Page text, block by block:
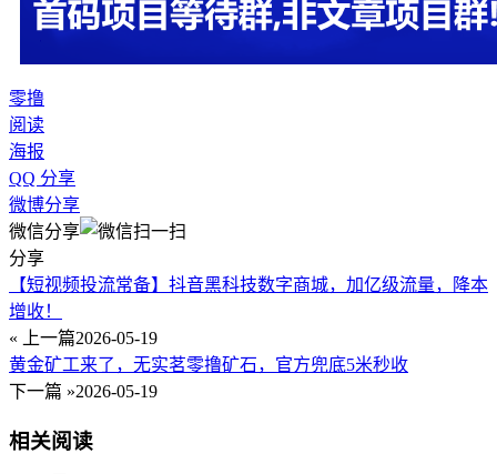
零撸
阅读
海报
QQ 分享
微博分享
微信分享
分享
【短视频投流常备】抖音黑科技数字商城，加亿级流量，降本
增收！
« 上一篇2026-05-19
黄金矿工来了，无实茗零撸矿石，官方兜底5米秒收
下一篇 »2026-05-19
相关阅读